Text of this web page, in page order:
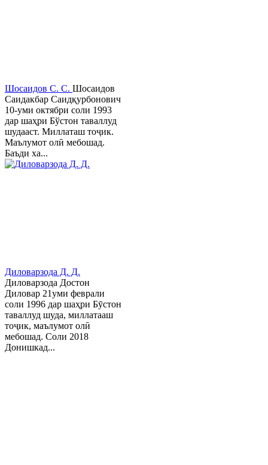
Шосаидов С. С. Шосаидов
Саидакбар Саидқурбонович
10-уми октябри соли 1993
дар шаҳри Бўстон таваллуд
шудааст. Миллаташ тоҷик.
Маълумот олӣ мебошад.
Баъди ха...
Диловарзода Д. Д.
Диловарзода Достон
Диловар 21уми феврали
соли 1996 дар шаҳри Бӯстон
таваллуд шуда, миллатааш
тоҷик, маълумот олӣ
мебошад. Соли 2018
Донишкад...